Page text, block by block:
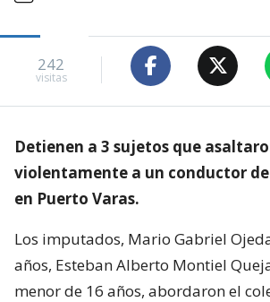
242
visitas
Detienen a 3 sujetos que
violentamente a un conductor
en Puerto Varas.
Los imputados, Mario Gabriel
años, Esteban Alberto Montiel
menor de 16 años, abordaron el